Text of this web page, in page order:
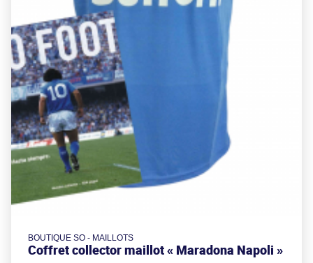
BOUTIQUE SO - MAILLOTS
Coffret collector maillot « Maradona Napoli »